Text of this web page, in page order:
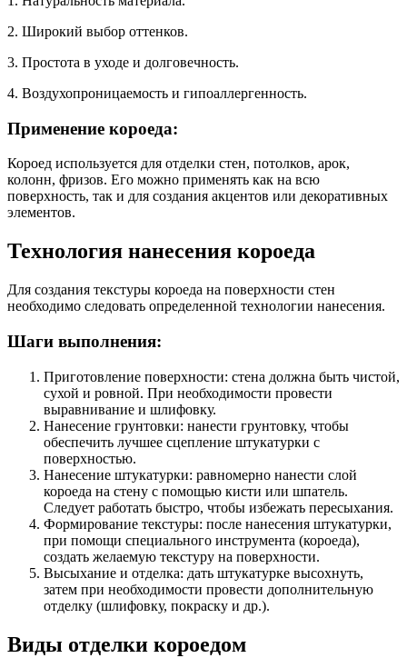
2. Широкий выбор оттенков.
3. Простота в уходе и долговечность.
4. Воздухопроницаемость и гипоаллергенность.
Применение короеда:
Короед используется для отделки стен, потолков, арок,
колонн, фризов. Его можно применять как на всю
поверхность, так и для создания акцентов или декоративных
элементов.
Технология нанесения короеда
Для создания текстуры короеда на поверхности стен
необходимо следовать определенной технологии нанесения.
Шаги выполнения:
Приготовление поверхности: стена должна быть чистой,
сухой и ровной. При необходимости провести
выравнивание и шлифовку.
Нанесение грунтовки: нанести грунтовку, чтобы
обеспечить лучшее сцепление штукатурки с
поверхностью.
Нанесение штукатурки: равномерно нанести слой
короеда на стену с помощью кисти или шпатель.
Следует работать быстро, чтобы избежать пересыхания.
Формирование текстуры: после нанесения штукатурки,
при помощи специального инструмента (короеда),
создать желаемую текстуру на поверхности.
Высыхание и отделка: дать штукатурке высохнуть,
затем при необходимости провести дополнительную
отделку (шлифовку, покраску и др.).
Виды отделки короедом